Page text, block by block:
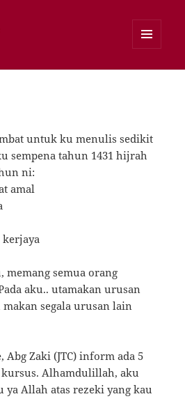
untuk ku menulis sedikit
sempena tahun 1431 hijrah
ni:
amal
kerjaya
memang semua orang
aku.. utamakan urusan
segala urusan lain
Zaki (JTC) inform ada 5
Alhamdulillah, aku
ya Allah atas rezeki yang kau